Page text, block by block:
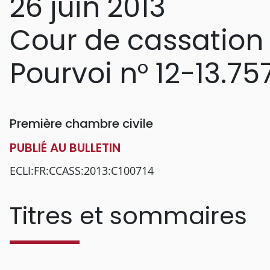
Cour de cassation
Pourvoi n° 12-
Première chambre civile
PUBLIÉ AU BULLETIN
ECLI:FR:CCASS:2013:C100714
Titres et sommaires